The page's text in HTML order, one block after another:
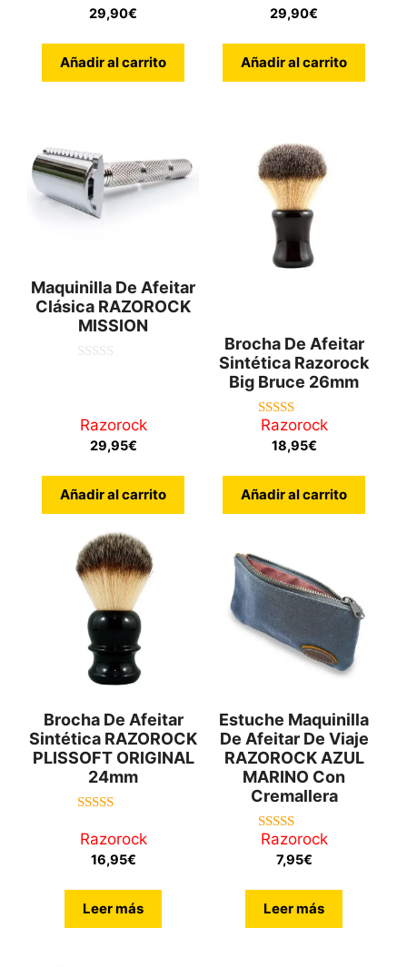
de 5
29,90€
Añadir al carrito
de 5
29,90€
Añadir al carrito
Maquinilla De Afeitar
Clásica RAZOROCK
MISSION
Razorock
29,95€
Añadir al carrito
Brocha De Afeitar
Sintética Razorock
Big Bruce 26mm
5.00
de 5
Razorock
18,95€
Añadir al carrito
Brocha De Afeitar
Sintética RAZOROCK
PLISSOFT ORIGINAL
24mm
de 5
Razorock
16,95€
Leer más
Estuche Maquinilla
De Afeitar De Viaje
RAZOROCK AZUL
MARINO Con
Cremallera
5.00
de 5
Razorock
7,95€
Leer más